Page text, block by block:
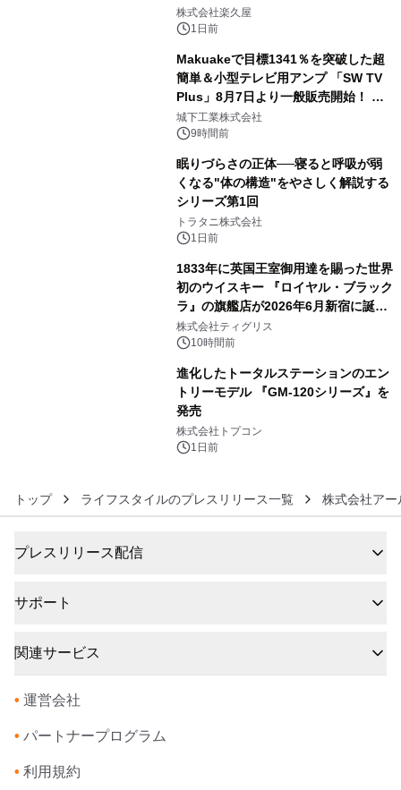
メニューを提供
株式会社楽久屋
1日前
Makuakeで目標1341％を突破した超
簡単＆小型テレビ用アンプ 「SW TV
Plus」8月7日より一般販売開始！ ケ
ーブル1本つなぐだけ、テレビの音が
ぐっと豊かに
城下工業株式会社
9時間前
眠りづらさの正体──寝ると呼吸が弱
くなる"体の構造"をやさしく解説する
シリーズ第1回
トラタニ株式会社
1日前
1833年に英国王室御用達を賜った世界
初のウイスキー 『ロイヤル・ブラック
ラ』の旗艦店が2026年6月新宿に誕
生 バカルディ ジャパンと連携した
没入型バー「BAR Arca」
株式会社ティグリス
10時間前
進化したトータルステーションのエン
トリーモデル 『GM-120シリーズ』を
発売
株式会社トプコン
1日前
トップ ライフスタイルのプレスリリース一覧 株式会社アー
プレスリリース配信
サポート
関連サービス
• 運営会社
• パートナープログラム
• 利用規約